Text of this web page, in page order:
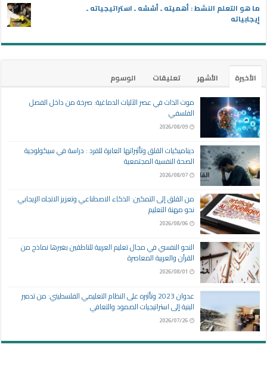
ما هو التعلم النشط : أهميته ـ أسُسُه ـ استراتيجياته ـ
إيجابياته
الأخيرة الأشهر تعليقات
الوسوم
موت الذات في عصر الآليات الدماغية: صرخة من داخل الفصل
الفلسفي
2026/08/09
ديناميكيات القلق وتأثيراتها العابرة للفرد : دراسة في سيكولوجية
الصحة النفسية المجتمعية
2026/08/07
من القلق إلى التمكين: الذكاء الاصطناعي وتعزيز الاتجاه الإيجابي
نحو مهنة التعليم
2026/08/06
النحو النفسي في مجال تعليم العربية للناطقين بغيرها نماذج من
القرآن والعربية المعاصرة
2026/08/01
عدوان 2023 وتأثيره على النظام التعليمي الفلسطيني: من تدمير
البنية إلى استراتيجيات الصمود والتعافي
2026/07/26